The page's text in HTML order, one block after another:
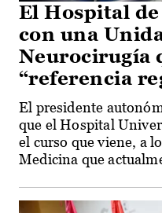
El Hospital
con una
Neurocirugía
“referencia
El presidente
que el Hospital
el curso que viene, a
Medicina que